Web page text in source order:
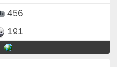
456
191